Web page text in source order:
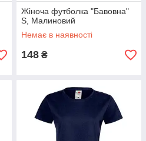
Жіноча футболка "Бавовна"
S, Малиновий
Немає в наявності
148 ₴